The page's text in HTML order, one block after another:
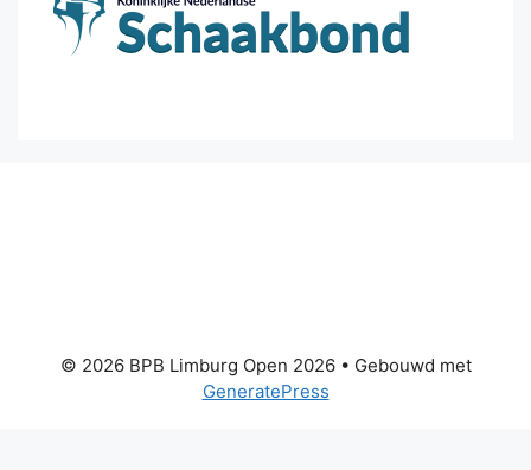
© 2026 BPB Limburg Open 2026• Gebouwd met
GeneratePress